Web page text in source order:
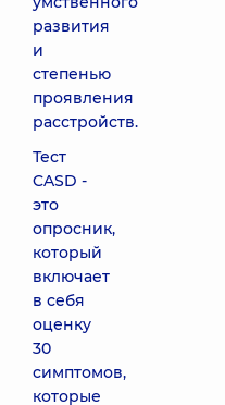
развития
и
степенью
проявления
расстройств.
Тест
CASD -
это
опросник,
который
включает
в себя
оценку
30
симптомов,
которые